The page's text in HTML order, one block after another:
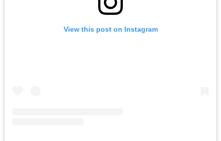
View this post on Instagram